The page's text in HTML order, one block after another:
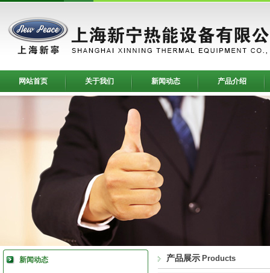
网站首页 关于我们 新闻动态 产品介绍
新闻动态 产品展示 Products